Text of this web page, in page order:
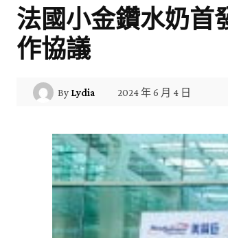
法國小金鑽水奶首
作協議
By Lydia 2024 年 6 月 4 日